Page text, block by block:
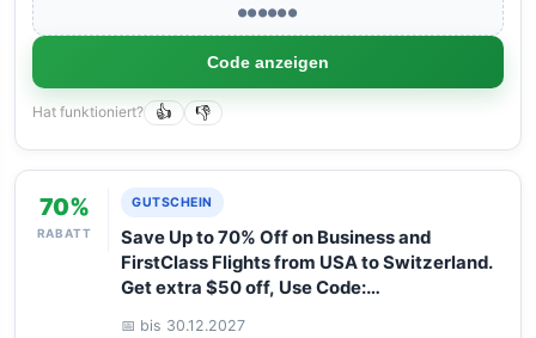
●●●●●●
Code anzeigen
Hat funktioniert? 👍 👎
70%
RABATT
GUTSCHEIN
Save Up to 70% Off on Business and
FirstClass Flights from USA to Switzerland.
Get extra $50 off, Use Code:
📅 bis 30.12.2027